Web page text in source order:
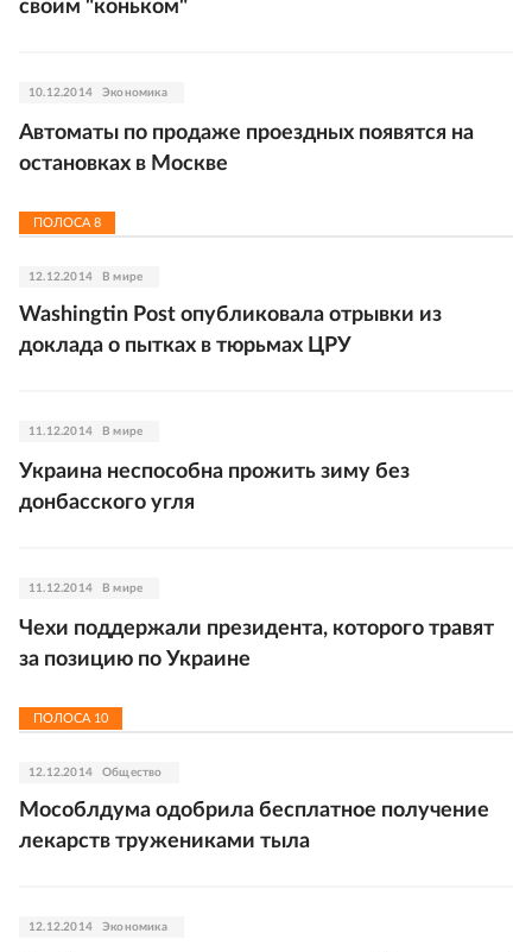
своим "коньком"
10.12.2014 Экономика
Автоматы по продаже проездных появятся на
остановках в Москве
ПОЛОСА 8
12.12.2014 В мире
Washingtin Post опубликовала отрывки из
доклада о пытках в тюрьмах ЦРУ
11.12.2014 В мире
Украина неспособна прожить зиму без
донбасского угля
11.12.2014 В мире
Чехи поддержали президента, которого травят
за позицию по Украине
ПОЛОСА 10
12.12.2014 Общество
Мособлдума одобрила бесплатное получение
лекарств тружениками тыла
12.12.2014 Экономика